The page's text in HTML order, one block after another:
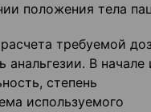
положения тела
требуемой
В начале
степень
используемого